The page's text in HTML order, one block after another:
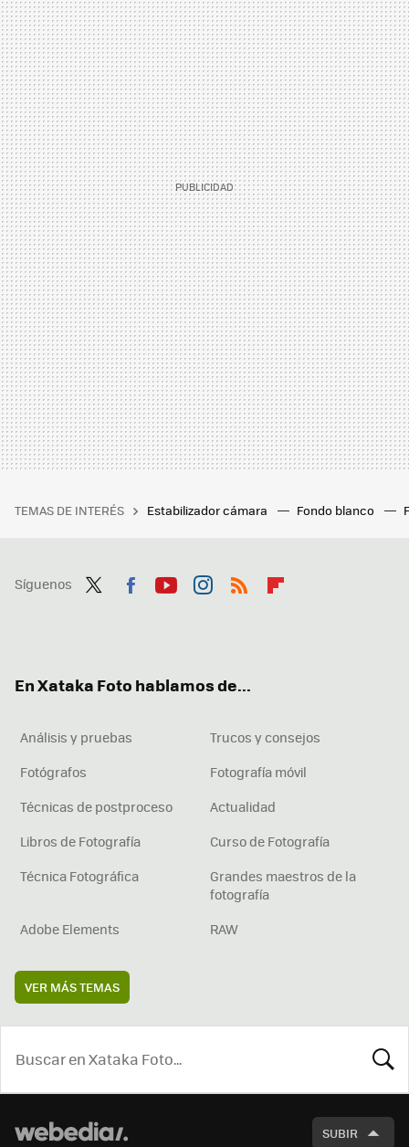
TEMAS DE INTERÉS Estabilizador cámara Fondo blanco
Síguenos
En Xataka Foto hablamos de...
Análisis y pruebas
Trucos y consejos
Fotógrafos
Fotografía móvil
Técnicas de postproceso
Actualidad
Libros de Fotografía
Curso de Fotografía
Técnica Fotográfica
Grandes maestros de la
fotografía
Adobe Elements
RAW
VER MÁS TEMAS
SUBIR